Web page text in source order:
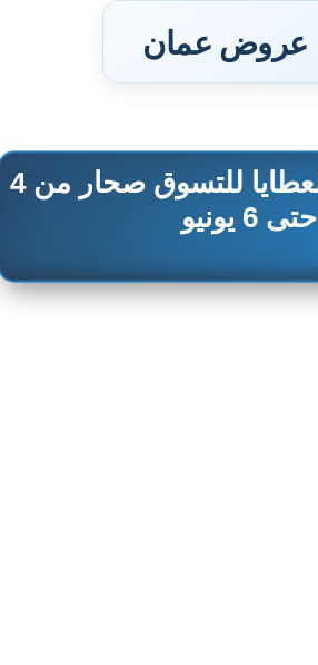
عروض عمان
عروض مركز العطايا للتسوق صحار من 4
حتى 6 يونيو